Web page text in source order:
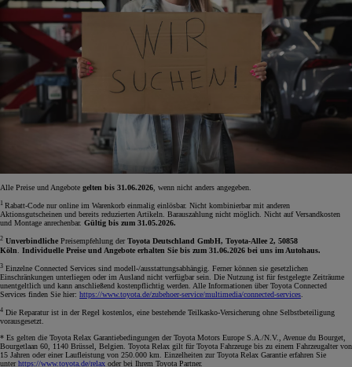
Alle Preise und Angebote gelten bis 31.06.2026 , wenn nicht anders angegeben.
1 Rabatt-Code nur online im Warenkorb einmalig einlösbar. Nicht kombinierbar mit anderen
Aktionsgutscheinen und bereits reduzierten Artikeln. Barauszahlung nicht möglich. Nicht auf Versandkosten
und Montage anrechenbar. Gültig bis zum 31.05.2026.
2 Unverbindliche Preisempfehlung derToyota Deutschland GmbH, Toyota-Allee 2, 50858
Köln
Individuelle Preise und Angebote erhalten Sie bis zum 31.06.2026 bei uns im Autohaus.
3 Einzelne Connected Services sind modell-/ausstattungsabhängig. Ferner können sie gesetzlichen
Einschränkungen unterliegen oder im Ausland nicht verfügbar sein. Die Nutzung ist für festgelegte Zeiträume
unentgeltlich und kann anschließend kostenpflichtig werden. Alle Informationen über Toyota Connected
Services finden Sie hier: https://www.toyota.de/zubehoer-service/multimedia/connected-services
4 Die Reparatur ist in der Regel kostenlos, eine bestehende Teilkasko-Versicherung ohne Selbstbeteiligung
vorausgesetzt.
* Es gelten die Toyota Relax Garantiebedingungen der Toyota Motors Europe S.A./N.V., Avenue du Bourget,
Bourgetlaan 60, 1140 Brüssel, Belgien. Toyota Relax gilt für Toyota Fahrzeuge bis zu einem Fahrzeugalter von
15 Jahren oder einer Laufleistung von 250.000 km. Einzelheiten zur Toyota Relax Garantie erfahren Sie
unterhttps://www.toyota.de/relax oder bei Ihrem Toyota Partner.